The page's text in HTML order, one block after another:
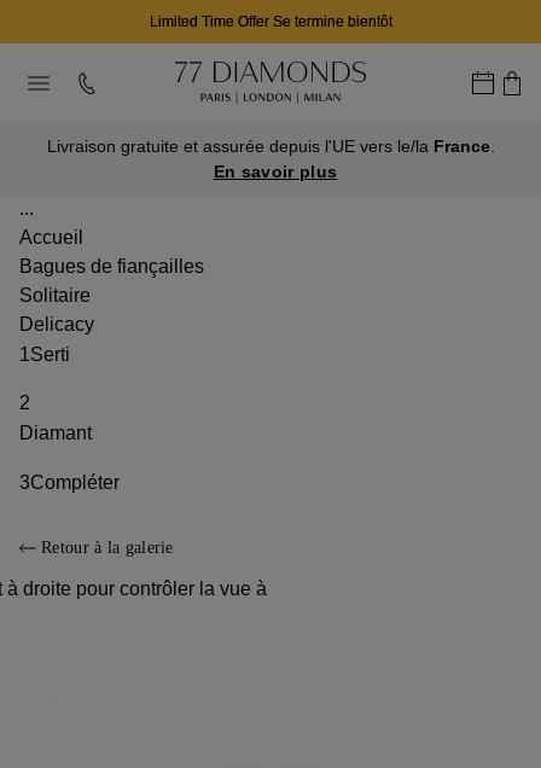
Limited Time Offer Se termine bientôt
Livraison gratuite et assurée depuis l'UE vers le/la France.
En savoir plus
...
Accueil
Bagues de fiançailles
Solitaire
Delicacy
1Serti
2
Diamant
3Compléter
Retour à la galerie
droite pour contrôler la vue à